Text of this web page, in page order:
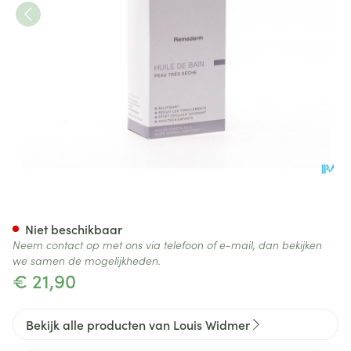
€ 21,90
Niet beschikbaar
Neem contact op met ons via telefoon of e-mail, dan bekijken
we samen de mogelijkheden.
Bekijk alle producten van Louis Widmer